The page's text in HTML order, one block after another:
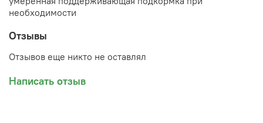
необходимости
Отзывы
Отзывов еще никто не оставлял
Написать отзыв